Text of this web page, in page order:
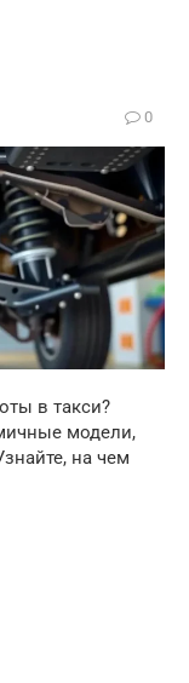
0
в такси?
модели,
на чем